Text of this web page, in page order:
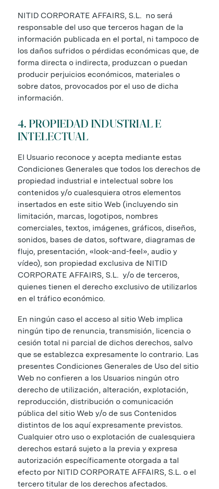
NITID CORPORATE AFFAIRS, S.L. no será
responsable del uso que terceros hagan de la
información publicada en el portal, ni tampoco de
los daños sufridos o pérdidas económicas que, de
forma directa o indirecta, produzcan o puedan
producir perjuicios económicos, materiales o
sobre datos, provocados por el uso de dicha
información.
4. PROPIEDAD INDUSTRIAL E
INTELECTUAL
El Usuario reconoce y acepta mediante estas
Condiciones Generales que todos los derechos de
propiedad industrial e intelectual sobre los
contenidos y/o cualesquiera otros elementos
insertados en este sitio Web (incluyendo sin
limitación, marcas, logotipos, nombres
comerciales, textos, imágenes, gráficos, diseños,
sonidos, bases de datos, software, diagramas de
flujo, presentación, «look-and-feel», audio y
vídeo), son propiedad exclusiva de NITID
CORPORATE AFFAIRS, S.L. y/o de terceros,
quienes tienen el derecho exclusivo de utilizarlos
en el tráfico económico.
En ningún caso el acceso al sitio Web implica
ningún tipo de renuncia, transmisión, licencia o
cesión total ni parcial de dichos derechos, salvo
que se establezca expresamente lo contrario. Las
presentes Condiciones Generales de Uso del sitio
Web no confieren a los Usuarios ningún otro
derecho de utilización, alteración, explotación,
reproducción, distribución o comunicación
pública del sitio Web y/o de sus Contenidos
distintos de los aquí expresamente previstos.
Cualquier otro uso o explotación de cualesquiera
derechos estará sujeto a la previa y expresa
autorización específicamente otorgada a tal
efecto por NITID CORPORATE AFFAIRS, S.L. o el
tercero titular de los derechos afectados.